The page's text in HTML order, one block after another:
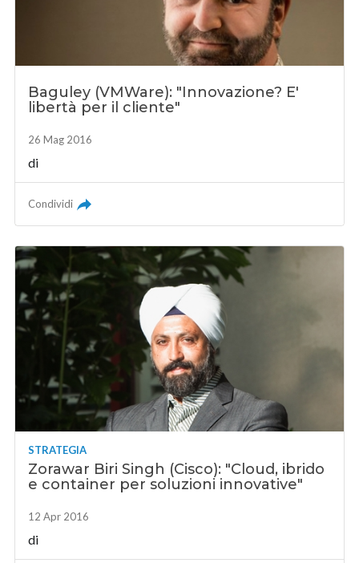
Baguley (VMWare): "Innovazione? E'
libertà per il cliente"
26 Mag 2016
di
Condividi
STRATEGIA
Zorawar Biri Singh (Cisco): "Cloud, ibrido
e container per soluzioni innovative"
12 Apr 2016
di